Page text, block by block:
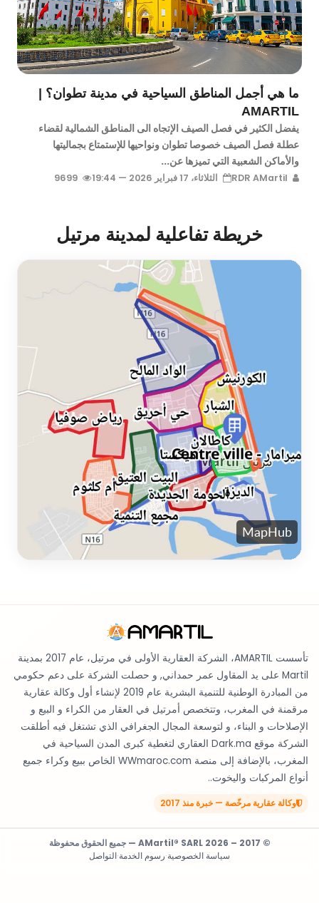
ما هي أجمل المناطق السياحية في مدينة تطوان؟ |
AMARTIL
يفضل الكثير في فصل الصيف الإتجاه الى المناطق الشمالية لقضاء
عطلة فصل الصيف خصوصا تطوان ونواحيها للإستمتاع بجماليتها
والأماكن الشعبية التي تميزها عن...
الثلاثاء، 17 فبراير 2026 — 19:44
خريطة تفاعلية لمدينة مرتيل
تأسست AMARTIL، الشركة العقارية الأولى في مرتيل، عام 2017 بمدينة
Martil على يد المقاول عمر حمداني, و حصلت الشركة على دعم حكومي
من المبادرة الوطنية للتنمية البشرية عام 2019 لإنشاء أول وكالة عقارية
مرقمنة في المغرب، وتتخصص أمرتيل في العقار من الكراء و البيع و
الإصلاحات و البناء، و لتوسعة المجال الجغرافي الذي تشتغل فيه أطلقت
الشركة موقع Dark.ma العقاري لتغطية كبرى المدن السياحية في
المغرب، بالإضافة إلى منصة WWmaroc.com الخاص ببيع وكراء جميع
أنواع المركبات واليخوت..
وكالة عقارية مرخّصة — خبرة منذ 2017
© 2017 – 2026 AMartil® SARL — جميع الحقوق محفوظة
سياسة الخصوصية·رسوم الخدمة·التواصل